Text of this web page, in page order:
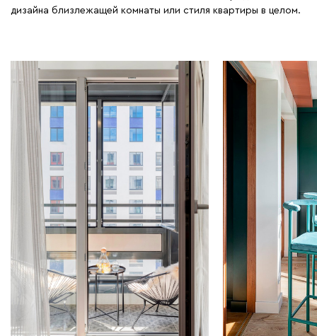
дизайна близлежащей комнаты или стиля квартиры в целом.